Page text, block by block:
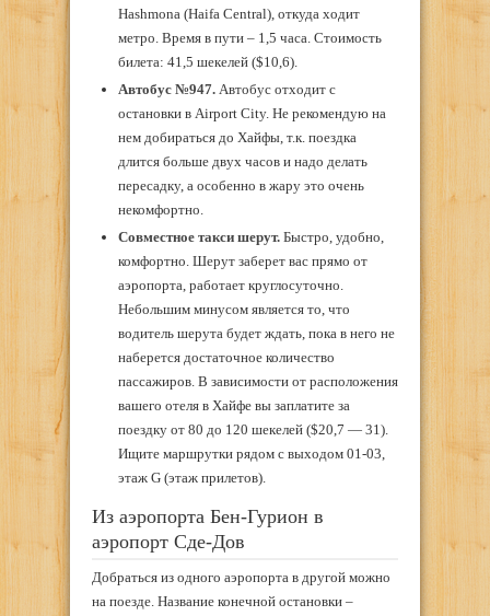
Hashmona (Haifa Central), откуда ходит
метро. Время в пути – 1,5 часа. Стоимость
билета: 41,5 шекелей ($10,6).
Автобус №947.Автобус отходит с
остановки в Airport City. Не рекомендую на
нем добираться до Хайфы, т.к. поездка
длится больше двух часов и надо делать
пересадку, а особенно в жару это очень
некомфортно.
Совместное такси шерут.Быстро, удобно,
комфортно. Шерут заберет вас прямо от
аэропорта, работает круглосуточно.
Небольшим минусом является то, что
водитель шерута будет ждать, пока в него не
наберется достаточное количество
пассажиров. В зависимости от расположения
вашего отеля в Хайфе вы заплатите за
поездку от 80 до 120 шекелей ($20,7 — 31).
Ищите маршрутки рядом с выходом 01-03,
этаж G (этаж прилетов).
Из аэропорта Бен-Гурион в
аэропорт Сде-Дов
Добраться из одного аэропорта в другой можно
на поезде. Название конечной остановки –